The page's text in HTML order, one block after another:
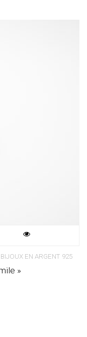
BIJOUX EN ARGENT 925
»